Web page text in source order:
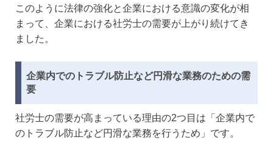
このように法律の強化と企業における意識の変化が相
まって、企業における社労士の需要が上がり続けてき
ました。
企業内でのトラブル防止など円滑な業務のための需
要
社労士の需要が高まっている理由の2つ目は「企業内で
のトラブル防止など円滑な業務を行うため」です。